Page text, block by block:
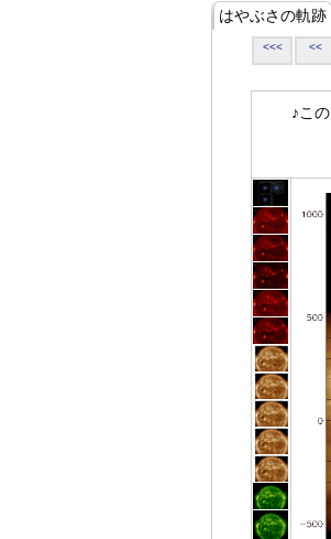
はやぶさの軌跡
<<< <<
♪この